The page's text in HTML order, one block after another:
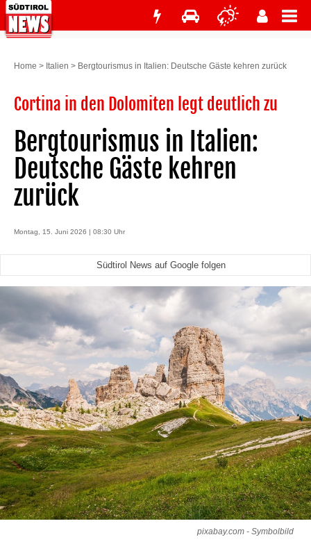
Home > Italien > Bergtourismus in Italien: Deutsche Gäste kehren zurück
Cortina in den Dolomiten legt deutlich zu
Bergtourismus in Italien:
Deutsche Gäste kehren
zurück
Montag, 15. Juni 2026 | 08:30 Uhr
Südtirol News auf Google folgen
pixabay.com - Symbolbild